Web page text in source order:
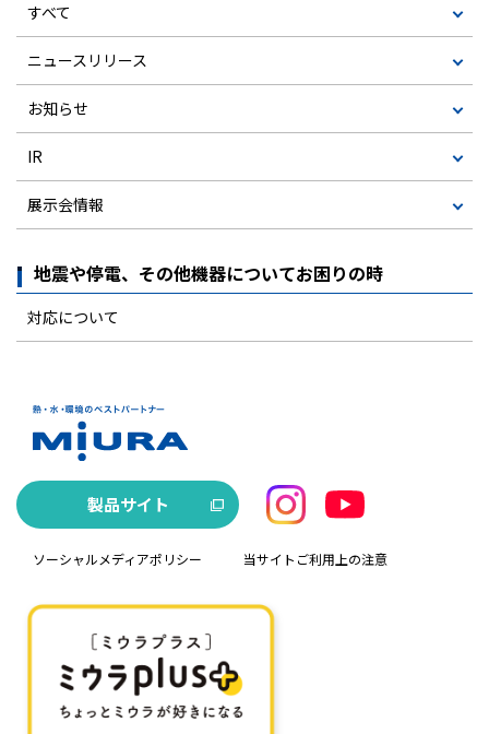
すべて
ニュースリリース
お知らせ
IR
展示会情報
地震や停電、その他機器についてお困りの時
対応について
製品サイト
ソーシャルメディアポリシー 当サイトご利用上の注意